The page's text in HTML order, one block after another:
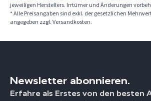
jeweiligen Herstellers. Irrtümer und Änderungen
* Alle Preisangaben sind exkl. der gesetzlichen
angegeben zzgl. Versandkosten.
Newsletter abonnieren.
Erfahre als Erstes von den besten